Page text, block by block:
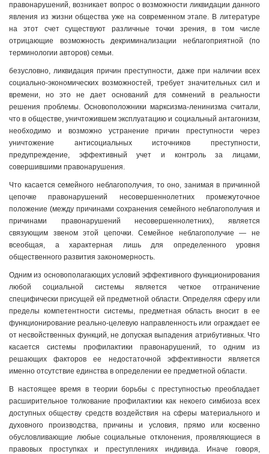
правонарушений, возникает вопрос о возможности ликвидации данного
явления из жизни общества уже на современном этапе. В литературе
на этот счет существуют различные точки зрения, в том числе
отрицающие возможность декриминализации неблагоприятной (по
терминологии авторов) семьи.
безусловно, ликвидация причин преступности, даже при наличии всех
социально-экономических возможностей, требует значительных сил и
времени, но это не дает оснований для сомнений в реальности
решения проблемы. Основоположники марксизма-ленинизма считали,
что в обществе, уничтожившем эксплуатацию и социальный антагонизм,
необходимо и возможно устранение причин преступности через
уничтожение антисоциальных источников преступности,
предупреждение, эффективный учет и контроль за лицами,
совершившими правонарушения.
Что касается семейного неблагополучия, то оно, занимая в причинной
цепочке правонарушений несовершеннолетних промежуточное
положение (между причинами сохранения семейного неблагополучия и
причинами правонарушений несовершеннолетних), является
связующим звеном этой цепочки. Семейное неблагополучие — не
всеобщая, а характерная лишь для определенного уровня
общественного развития закономерность.
Одним из основополагающих условий эффективного функционирования
любой социальной системы является четкое отграничение
специфически присущей ей предметной области. Определяя сферу или
пределы компетентности системы, предметная область вносит в ее
функционирование реально-целевую направленность или ограждает ее
от несвойственных функций, не допуская выпадения атрибутивных. Что
касается системы профилактики правонарушений, то одним из
решающих факторов ее недостаточной эффективности является
именно отсутствие единства в определении ее предметной области.
В настоящее время в теории борьбы с преступностью преобладает
расширительное толкование профилактики как некоего симбиоза всех
доступных обществу средств воздействия на сферы материального и
духовного производства, причины и условия, прямо или косвенно
обусловливающие любые социальные отклонения, проявляющиеся в
правовых проступках и преступлениях индивида. Иначе говоря,